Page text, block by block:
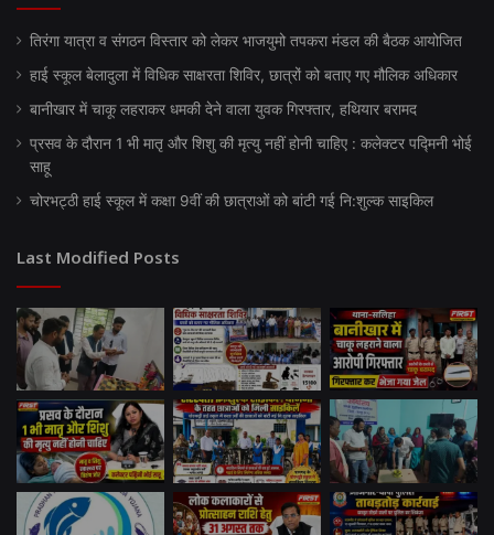
तिरंगा यात्रा व संगठन विस्तार को लेकर भाजयुमो तपकरा मंडल की बैठक आयोजित
हाई स्कूल बेलादुला में विधिक साक्षरता शिविर, छात्रों को बताए गए मौलिक अधिकार
बानीखार में चाकू लहराकर धमकी देने वाला युवक गिरफ्तार, हथियार बरामद
प्रसव के दौरान 1 भी मातृ और शिशु की मृत्यु नहीं होनी चाहिए : कलेक्टर पद्मिनी भोई
साहू
चोरभट्ठी हाई स्कूल में कक्षा 9वीं की छात्राओं को बांटी गई नि:शुल्क साइकिल
Last Modified Posts